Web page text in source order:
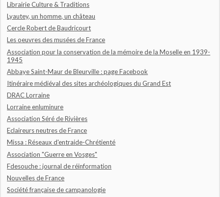
Librairie Culture & Traditions
Lyautey, un homme, un château
Cercle Robert de Baudricourt
Les oeuvres des musées de France
Association pour la conservation de la mémoire de la Moselle en 1939-
1945
Abbaye Saint-Maur de Bleurville : page Facebook
Itinéraire médiéval des sites archéologiques du Grand Est
DRAC Lorraine
Lorraine enluminure
Association Séré de Rivières
Eclaireurs neutres de France
Missa : Réseaux d'entraide-Chrétienté
Association "Guerre en Vosges"
Fdesouche : journal de réinformation
Nouvelles de France
Société française de campanologie